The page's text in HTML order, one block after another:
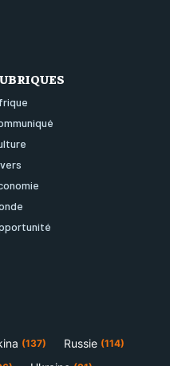
(137) Russie (114)